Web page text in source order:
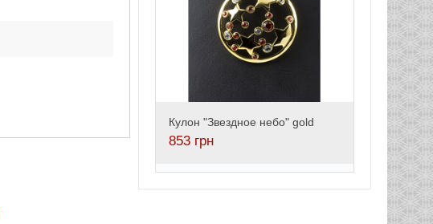
Кулон "Звездное небо" gold
853 грн